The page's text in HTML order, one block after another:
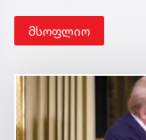
მსოფლიო